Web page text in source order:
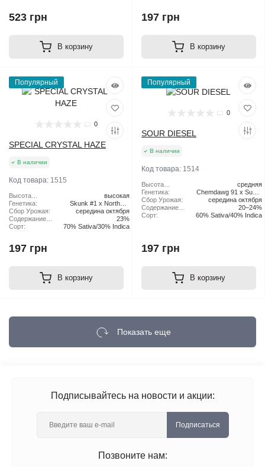
523 грн
В корзину
197 грн
В корзину
Популярный
0
SPECIAL CRYSTAL HAZE
В наличии
Код товара: 1515
Высота
растения:
высокая
Генетика:
Skunk #1 x Northern
Lights x Haze
Сбор Урожая:
середина октября
Содержание
ТГК:
23%
Сорт:
70% Sativa/30% Indica
197 грн
В корзину
Популярный
0
SOUR DIESEL
В наличии
Код товара: 1514
Высота
растения:
средняя
Генетика:
Chemdawg 91 x Super
Skunk
Сбор Урожая:
середина октября
Содержание
ТГК:
20–24%
Сорт:
60% Sativa/40% Indica
197 грн
В корзину
Показать еще
Подписывайтесь на новости и акции:
Подписаться
Позвоните нам: